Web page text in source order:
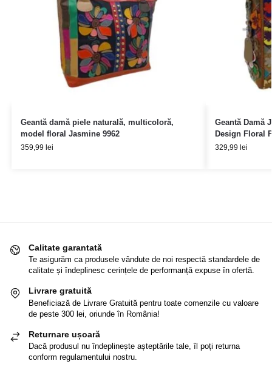
Geantă damă piele naturală, multicoloră,
model floral Jasmine 9962
359,99 lei
Geantă Damă
Design Floral
329,99 lei
Calitate garantată
Te asigurăm ca produsele vândute de noi respectă standardele de
calitate și îndeplinesc cerințele de performanță expuse în ofertă.
Livrare gratuită
Beneficiază de Livrare Gratuită pentru toate comenzile cu valoare
de peste 300 lei, oriunde în România!
Returnare ușoară
Dacă produsul nu îndeplinește așteptările tale, îl poți returna
conform regulamentului nostru.